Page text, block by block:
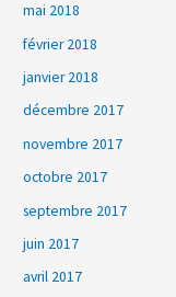
mai 2018
février 2018
janvier 2018
décembre 2017
novembre 2017
octobre 2017
septembre 2017
juin 2017
avril 2017